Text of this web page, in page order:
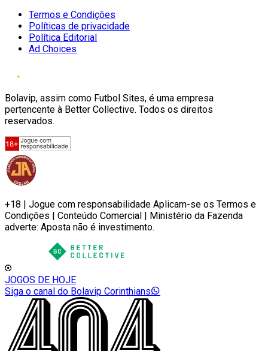
Termos e Condições
Políticas de privacidade
Política Editorial
Ad Choices
Bolavip, assim como Futbol Sites, é uma empresa
pertencente à Better Collective. Todos os direitos
reservados.
+18 | Jogue com responsabilidade Aplicam-se os Termos e
Condições | Conteúdo Comercial | Ministério da Fazenda
adverte: Aposta não é investimento.
JOGOS DE HOJE
Siga o canal do Bolavip Corinthians